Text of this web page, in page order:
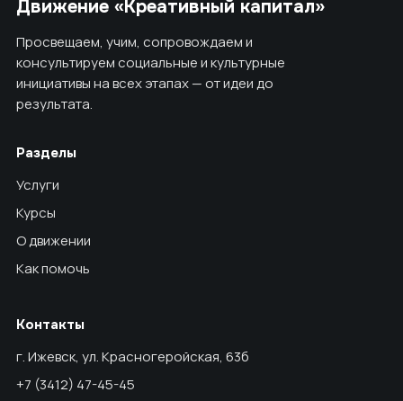
Движение «Креативный капитал»
Просвещаем, учим, сопровождаем и
консультируем социальные и культурные
инициативы на всех этапах — от идеи до
результата.
Разделы
Услуги
Курсы
О движении
Как помочь
Контакты
г. Ижевск, ул. Красногеройская, 63б
+7 (3412) 47-45-45